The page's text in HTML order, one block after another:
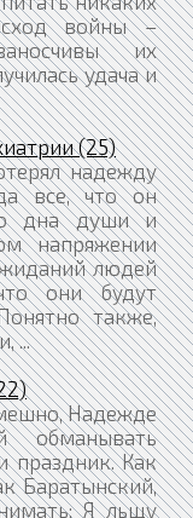
войны –
их
удача и
(25)
надежду
все, что он
дна души и
напряжении
людей
они будут
также,
...
Надежде
обманывать
праздник. Как
Баратынский,
Я льщу